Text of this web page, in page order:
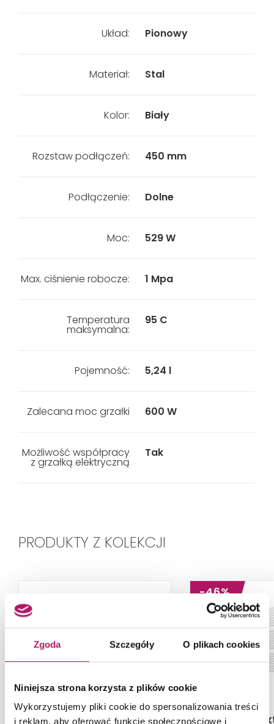
Zgoda Szczegóły O plikach cookies
Niniejsza strona korzysta z plików cookie
Wykorzystujemy pliki cookie do spersonalizowania treści
i reklam, aby oferować funkcje społecznościowe i
Układ: Pionowy
Materiał: Stal
Kolor: Biały
Rozstaw podłączeń: 450 mm
Podłączenie: Dolne
Moc: 529 W
Max. ciśnienie robocze: 1 Mpa
Temperatura
maksymalna:
95 C
Pojemność: 5,24 l
Zalecana moc grzałki 600 W
Możliwość współpracy
z grzałką elektryczną
Tak
PRODUKTY Z KOLEKCJI
Instal-Projekt Omega R
-46%
Instal-